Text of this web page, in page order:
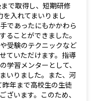
で取得し、短期研修
入れてまいりまし
であったにもかかわら
ることができました。
受験のテクニックなど
ていただけます。指導
学習メンターとして、
いりました。また、河
年まで高校生の生徒
ざいます。このため、